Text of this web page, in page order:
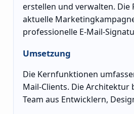
erstellen und verwalten.
aktuelle
professionelle E-Mail-
Umsetzung
Die Kernfunktionen
Mail-Clients. Die
Team aus Entwicklern,